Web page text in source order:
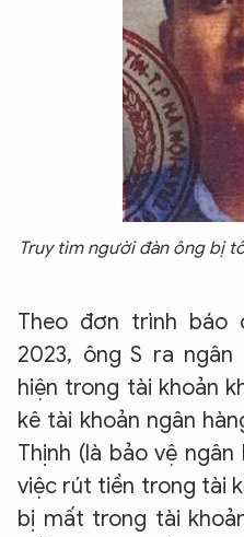
Truy tìm người đàn ông bị
Theo đơn trình báo
2023, ông S ra
hiện trong tài khoản
kê tài khoản ngân
Thịnh (là bảo vệ
việc rút tiền trong tài
bị mất trong tài